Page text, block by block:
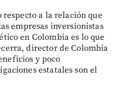
a la relación que
empresas inversionistas
en Colombia es lo que
director de Colombia
y poco
estatales son el